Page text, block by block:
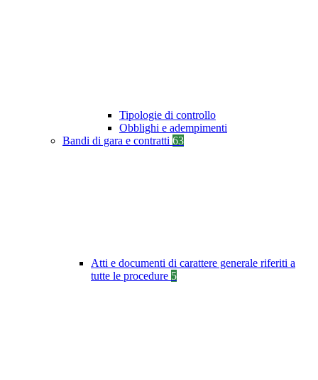
Tipologie di controllo
Obblighi e adempimenti
Bandi di gara e contratti 63
Atti e documenti di carattere generale riferiti a
tutte le procedure 5